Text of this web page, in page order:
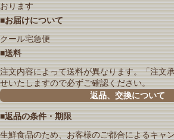
おります
■お届けについて
クール宅急便
■送料
注文内容によって送料が異なります。「注文
せいたしますので必ずご確認ください。
返品、交換について
■返品の条件・期限
生鮮食品のため、お客様のご都合によるキャ